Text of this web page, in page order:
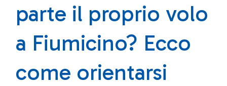
parte il proprio volo
a Fiumicino? Ecco
come orientarsi